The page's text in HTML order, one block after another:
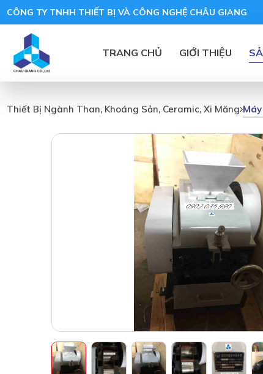
CÔNG TY TNHH THIẾT BỊ VÀ CÔNG NGHỆ CHÂU GIANG
TRANG CHỦ GIỚI THIỆU
Thiết Bị Ngành Than, Khoáng Sản, Ceramic, Xi Măng